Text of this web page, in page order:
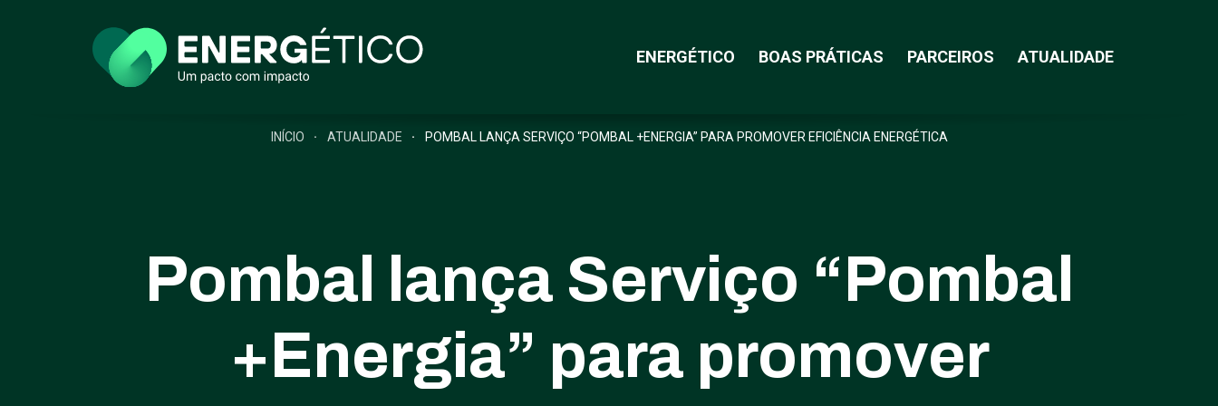
ENERGÉTICO BOAS PRÁTICAS PARCEIROS ATUALIDADE
INÍCIO ATUALIDADE POMBAL LANÇA SERVIÇO “POMBAL +ENERGIA” PARA PROMOVER EFICIÊNCIA ENERGÉTICA
Pombal lança Serviço “Pombal
+Energia” para promover